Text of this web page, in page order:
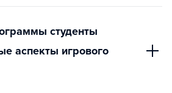
студенты
аспекты игрового